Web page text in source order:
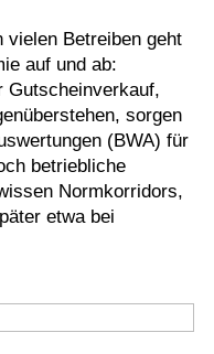
vielen Betreiben geht
auf und ab:
Gutscheinverkauf,
sorgen
(BWA) für
betriebliche
Normkorridors,
etwa bei